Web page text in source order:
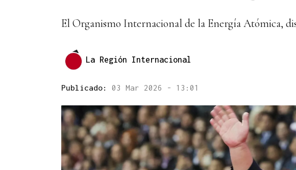
El Organismo Internacional de la Energía Atómica,
La Región Internacional
Publicado: 03 Mar 2026 - 13:01